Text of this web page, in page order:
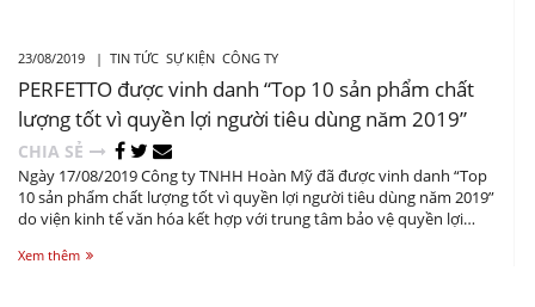
23/08/2019 | TIN TỨC SỰ KIỆN CÔNG TY
PERFETTO được vinh danh “Top 10 sản phẩm chất
lượng tốt vì quyền lợi người tiêu dùng năm 2019”
CHIA SẺ
Ngày 17/08/2019 Công ty TNHH Hoàn Mỹ đã được vinh danh “Top
10 sản phẩm chất lượng tốt vì quyền lợi người tiêu dùng năm 2019”
do viện kinh tế văn hóa kết hợp với trung tâm bảo vệ quyền lợi
Nam, Số 8, Huỳnh Thúc Kháng, Ba Đình, Hà Nội.
Xem thêm